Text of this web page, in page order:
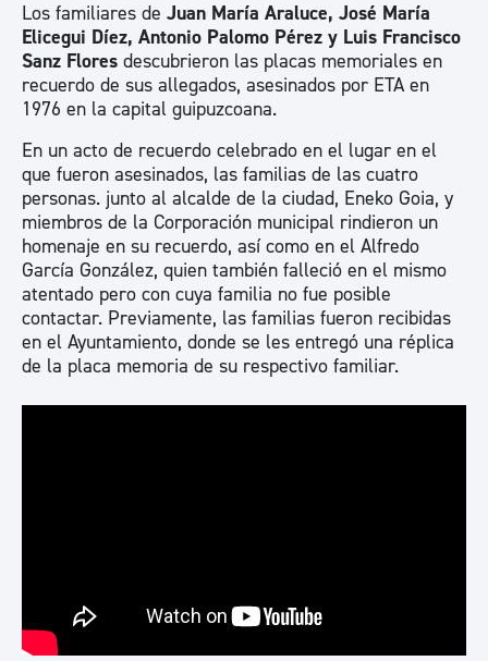
Los familiares de Juan María Araluce, José María
Elicegui Díez, Antonio Palomo Pérez y Luis Francisco
Sanz Flores descubrieron las placas memoriales en
recuerdo de sus allegados, asesinados por ETA en
1976 en la capital guipuzcoana.
En un acto de recuerdo celebrado en el lugar en el
que fueron asesinados, las familias de las cuatro
personas. junto al alcalde de la ciudad, Eneko Goia, y
miembros de la Corporación municipal rindieron un
homenaje en su recuerdo, así como en el Alfredo
García González, quien también falleció en el mismo
atentado pero con cuya familia no fue posible
contactar. Previamente, las familias fueron recibidas
en el Ayuntamiento, donde se les entregó una réplica
de la placa memoria de su respectivo familiar.